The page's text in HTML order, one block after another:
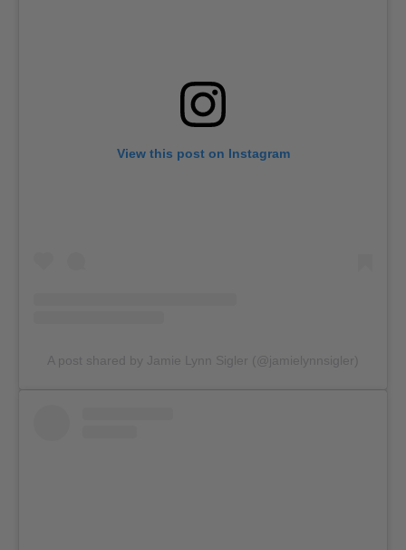
View this post on Instagram
A post shared by Jamie Lynn Sigler (@jamielynnsigler)